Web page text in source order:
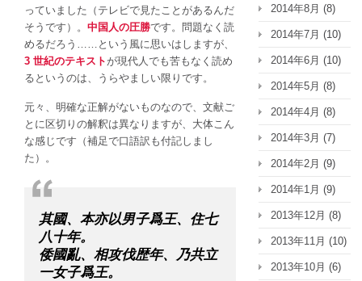
っていました（テレビで見たことがあるんだ
そうです）。 中国人の圧勝です。問題なく読
めるだろう……という風に思いはしますが、
3 世紀のテキスト が現代人でも苦もなく読め
るというのは、うらやましい限りです。
元々、明確な正解がないものなので、文献ご
とに区切りの解釈は異なりますが、大体こん
な感じです（補足で口語訳も付記しまし
た）。
其國、本亦以男子爲王、住七
八十年。
倭國亂、相攻伐歴年、乃共立
一女子爲王。
2014年8月 (8)
2014年7月 (10)
2014年6月 (10)
2014年5月 (8)
2014年4月 (8)
2014年3月 (7)
2014年2月 (9)
2014年1月 (9)
2013年12月 (8)
2013年11月 (10)
2013年10月 (6)